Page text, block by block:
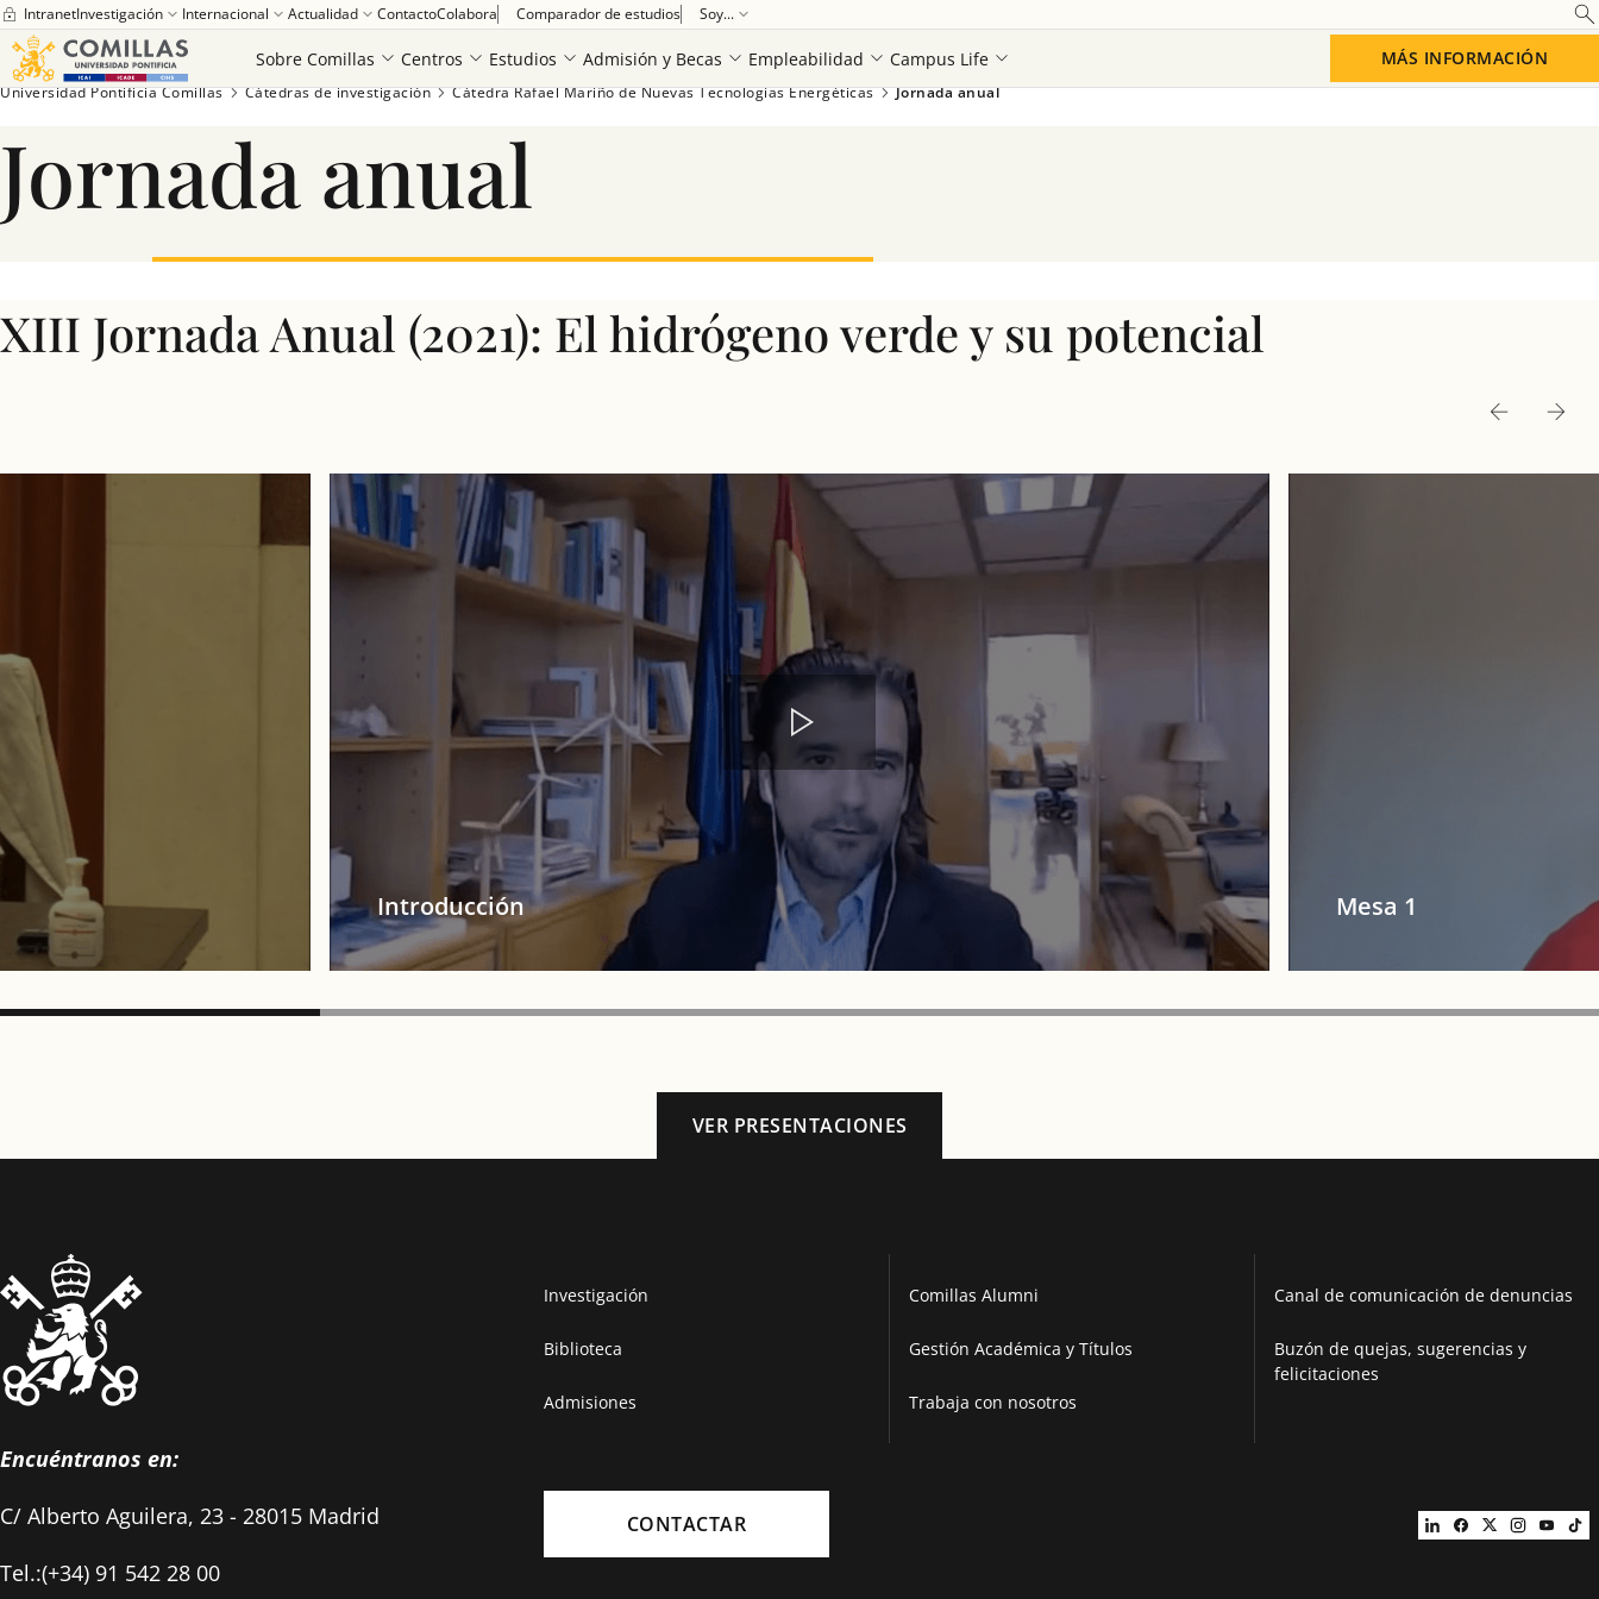
IntranetInvestigación Internacional Actualidad ContactoColabora Comparador de estudios Soy...
Sobre Comillas Centros Estudios Admisión y Becas Empleabilidad Campus Life MÁS INFORMACIÓN
Saber más Ver más Saber más
Universidad Pontificia Comillas Cátedras de investigación Cátedra Rafael Mariño de Nuevas Tecnologías Energéticas Jornada anual
Jornada anual
XIII Jornada Anual (2021): El hidrógeno verde y su potencial
Introducción Mesa 1
VER PRESENTACIONES
Encuéntranos en:
C/ Alberto Aguilera, 23 - 28015 Madrid
Tel.:(+34) 91 542 28 00
Investigación
Biblioteca
Admisiones
Comillas Alumni
Gestión Académica y Títulos
Trabaja con nosotros
Canal de comunicación de denuncias
Buzón de quejas, sugerencias y
felicitaciones
CONTACTAR